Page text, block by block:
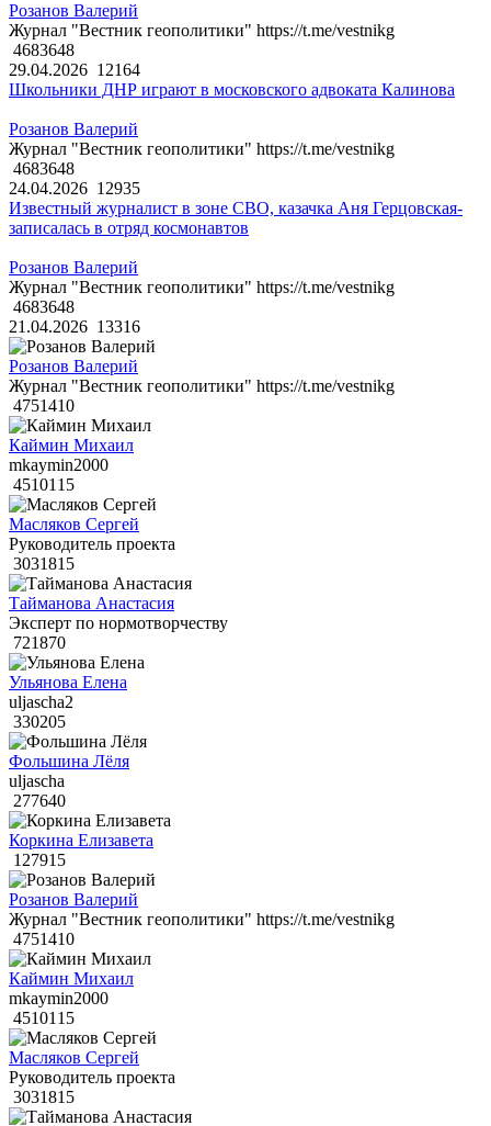
Розанов Валерий
Журнал "Вестник геополитики" https://t.me/vestnikg
4683648
29.04.2026 12164
Школьники ДНР играют в московского адвоката Калинова
Розанов Валерий
Журнал "Вестник геополитики" https://t.me/vestnikg
4683648
24.04.2026 12935
Известный журналист в зоне СВО, казачка Аня Герцовская-
записалась в отряд космонавтов
Розанов Валерий
Журнал "Вестник геополитики" https://t.me/vestnikg
4683648
21.04.2026 13316
Розанов Валерий
Журнал "Вестник геополитики" https://t.me/vestnikg
4751410
Каймин Михаил
mkaymin2000
4510115
Масляков Сергей
Руководитель проекта
3031815
Тайманова Анастасия
Эксперт по нормотворчеству
721870
Ульянова Елена
uljascha2
330205
Фольшина Лёля
uljascha
277640
Коркина Елизавета
127915
Розанов Валерий
Журнал "Вестник геополитики" https://t.me/vestnikg
4751410
Каймин Михаил
mkaymin2000
4510115
Масляков Сергей
Руководитель проекта
3031815